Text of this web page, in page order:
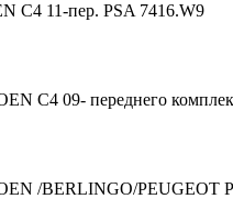
C4 11-пер. PSA 7416.W9
C4 09- переднего
/BERLINGO/PEUGEOT